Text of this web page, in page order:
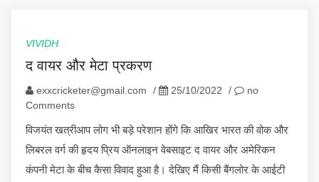
VIVIDH
द वायर और मेटा प्रकरण
exxcricketer@gmail.com / 25/10/2022 /
no
Comments
विजयंत खत्रीआप लोग भी बड़े परेशान होंगे कि आखिर भारत की वोक और
लिबरल वर्ग की हृदय प्रिय ऑनलाइन वेबसाइट द वायर और अमेरिकन
कंपनी मेटा के बीच कैसा विवाद हुआ है। देखिए मैं किसी बैंगलोर के आईटी